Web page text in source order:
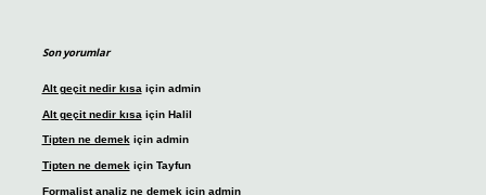
Son yorumlar
Alt geçit nedir kısa için admin
Alt geçit nedir kısa için Halil
Tipten ne demekiçin admin
Tipten ne demek için Tayfun
Formalist analiz ne demek için admin